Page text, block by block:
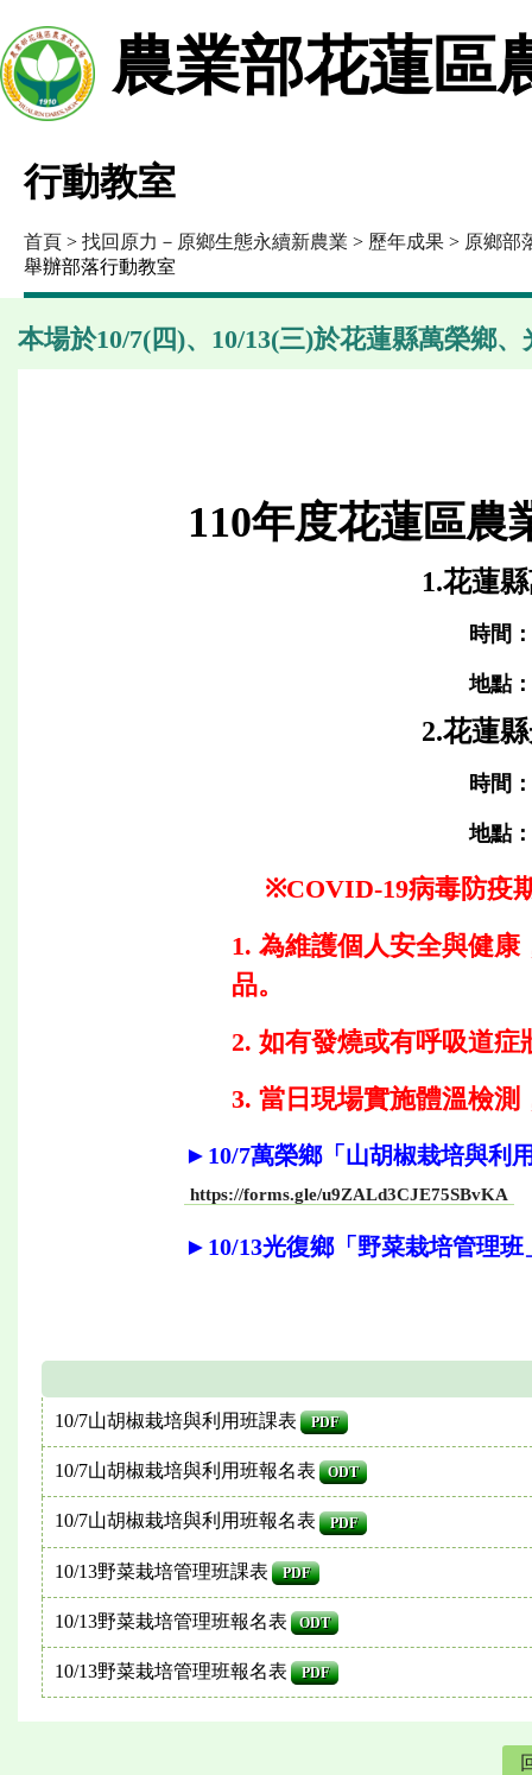
農業部花蓮區
行動教室
首頁 > 找回原力－原鄉生態永續新農業 > 歷年成果 > 原鄉部
舉辦部落行動教室
本場於10/7(四)、10/13(三)於花蓮縣萬榮鄉
110年度花蓮區農
1.花蓮
時間
地點
2.花蓮
時間
地點
※COVID-19病毒防疫
1. 為維護個人安全與健
品。
2. 如有發燒或有呼吸道
3. 當日現場實施體溫檢
►10/7萬榮鄉「山胡椒栽培與利
https://forms.gle/u9ZALd3CJE75SBvKA
►10/13光復鄉「野菜栽培管理
10/7山胡椒栽培與利用班課表 PDF
10/7山胡椒栽培與利用班報名表 ODT
10/7山胡椒栽培與利用班報名表 PDF
10/13野菜栽培管理班課表 PDF
10/13野菜栽培管理班報名表 ODT
10/13野菜栽培管理班報名表 PDF